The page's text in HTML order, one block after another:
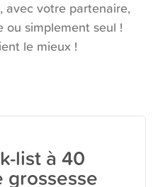
avec votre partenaire,
simplement seul !
le mieux !
list à 40
grossesse